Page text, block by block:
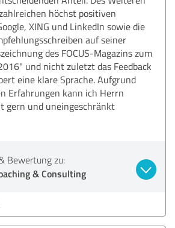
höchst positiven
XING und LinkedIn sowie die
auf seiner
des FOCUS-Magazins zum
und nicht zuletzt das Feedback
eine klare Sprache. Aufgrund
Erfahrungen kann ich Herrn
gern und uneingeschränkt
Bewertung zu:
& Consulting